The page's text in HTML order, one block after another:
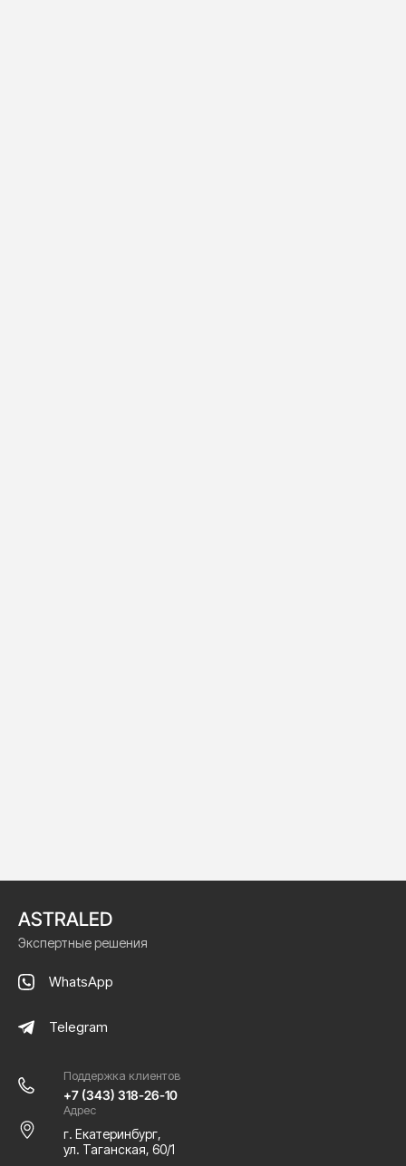
ASTRALED
Экспертные решения
WhatsApp
Telegram
Поддержка клиентов
+7 (343) 318-26-10
Адрес
г. Екатеринбург,
ул. Таганская, 60/1